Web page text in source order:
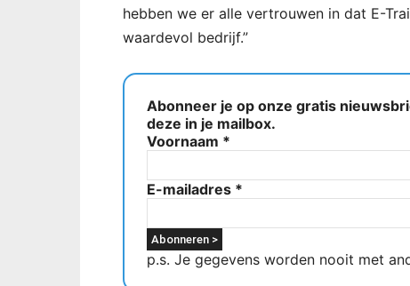
hebben we er alle vertrouwen in dat E-
waardevol bedrijf.”
Abonneer je op onze gratis
deze in je mailbox.
Voornaam *
E-mailadres *
p.s. Je gegevens worden nooit met